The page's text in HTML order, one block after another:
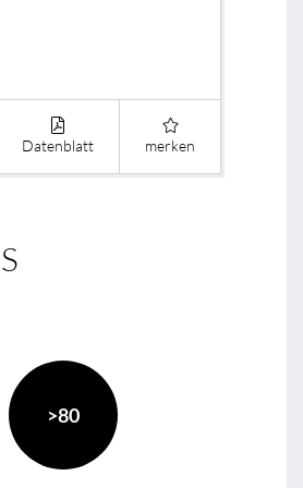
Datenblatt merken
>80